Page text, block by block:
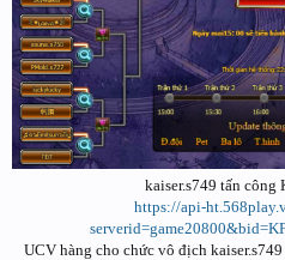
kaiser.s749 tấn công
https://api-
UCV hàng cho chức vô địch